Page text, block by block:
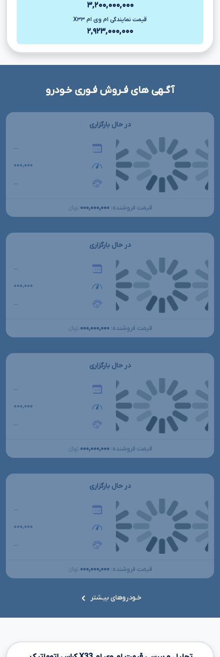
۳,۲۰۰,۰۰۰,۰۰۰
قیمت نمایندگی ام وی ام X۳۳
۲,۹۲۳,۰۰۰,۰۰۰
آگـهی های فـروش فـوری خـودرو
در حال بارگزاری
...
۰۰۰,۰۰۰
...
قیمت فروشنده: ۰۰۰,۰۰۰,۰۰۰ تومانءءء
در حال بارگزاری
...
۰۰۰,۰۰۰
...
قیمت فروشنده: ۰۰۰,۰۰۰,۰۰۰ تومانءءء
در حال بارگزاری
...
۰۰۰,۰۰۰
...
قیمت فروشنده: ۰۰۰,۰۰۰,۰۰۰ تومانءءء
در حال بارگزاری
...
۰۰۰,۰۰۰
...
قیمت فروشنده: ۰۰۰,۰۰۰,۰۰۰ تومانءءء
خـودروهای بیـشتر